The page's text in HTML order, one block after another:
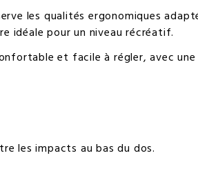
les qualités ergonomiques
idéale pour un niveau récréatif.
confortable et facile à régler, avec
les impacts au bas du dos.